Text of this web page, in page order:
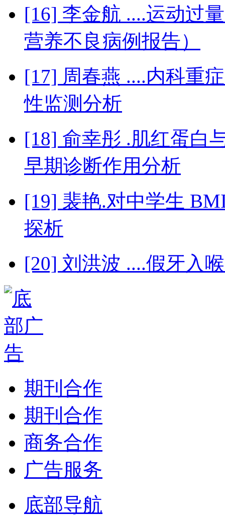
[16] 李金航 ....运动过
营养不良病例报告）
[17] 周春燕 ....内科重
性监测分析
[18] 俞幸彤 .肌红蛋白
早期诊断作用分析
[19] 裴艳.对中学生
探析
[20] 刘洪波 ....假牙入
期刊合作
期刊合作
商务合作
广告服务
底部导航